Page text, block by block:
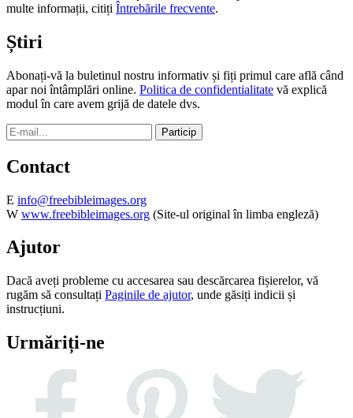
multe informații, citiți Întrebările frecvente.
Știri
Abonați-vă la buletinul nostru informativ și fiți primul care află când
apar noi întâmplări online. Politica de confidentialitate vă explică
modul în care avem grijă de datele dvs.
Contact
E info@freebibleimages.org
W www.freebibleimages.org (Site-ul original în limba engleză)
Ajutor
Dacă aveți probleme cu accesarea sau descărcarea fișierelor, vă
rugăm să consultați Paginile de ajutor, unde găsiți indicii și
instrucțiuni.
Urmăriți-ne